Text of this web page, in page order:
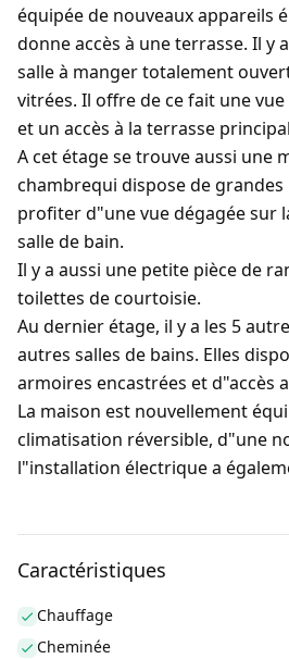
équipée de nouveaux appareils
donne accès à une terrasse. Il y
salle à manger totalement
vitrées. Il offre de ce fait une
et un accès à la terrasse
A cet étage se trouve aussi une
chambrequi dispose de
profiter d"une vue dégagée sur
salle de bain.
Il y a aussi une petite pièce de
toilettes de courtoisie.
Au dernier étage, il y a les 5
autres salles de bains. Elles
armoires encastrées et d"accès
La maison est nouvellement
climatisation réversible, d"une
l"installation électrique a
Caractéristiques
Chauffage
Cheminée